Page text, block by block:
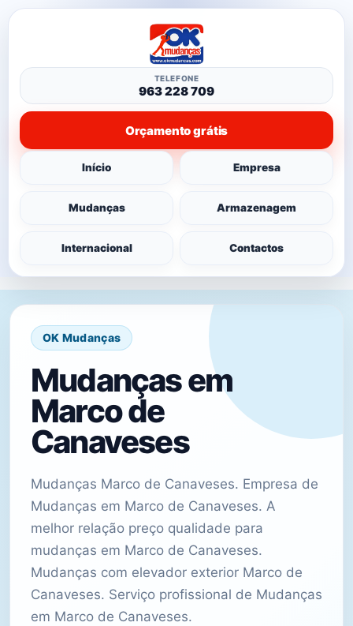
Início Empresa
Mudanças Armazenagem
Internacional Contactos
TELEFONE
963 228 709
Orçamento grátis
OK Mudanças
Mudanças em
Marco de
Canaveses
Mudanças Marco de Canaveses. Empresa de
Mudanças em Marco de Canaveses. A
melhor relação preço qualidade para
mudanças em Marco de Canaveses.
Mudanças com elevador exterior Marco de
Canaveses. Serviço profissional de Mudanças
em Marco de Canaveses.